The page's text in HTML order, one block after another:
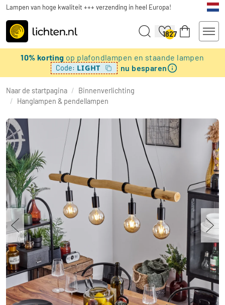
Lampen van hoge kwaliteit +++ verzending in heel Europa!
1827
10% korting op plafondlampen en staande lampen
Code: LIGHT nu besparen
Naar de startpagina / Binnenverlichting
/ Hanglampen & pendellampen